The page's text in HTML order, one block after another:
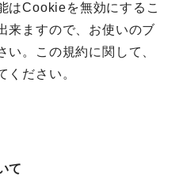
はCookieを無効にするこ
来ますので、お使いのブ
い。この規約に関して、
ください。
て